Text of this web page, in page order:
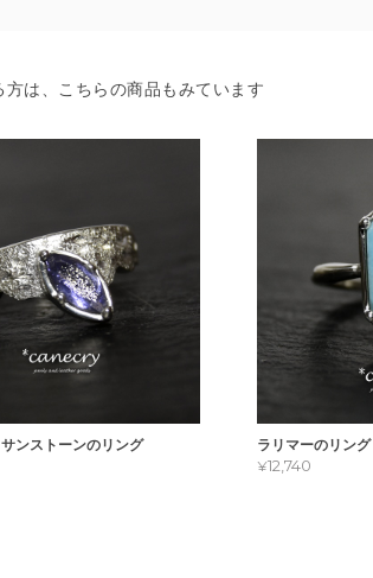
は、こちらの商品もみています
ンストーンのリング ラリマーのリング
¥12,740